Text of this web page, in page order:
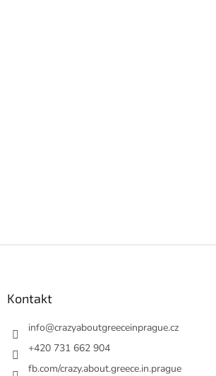
Kontakt
info@crazyaboutgreeceinprague.cz
+420 731 662 904
fb.com/crazy.about.greece.in.prague